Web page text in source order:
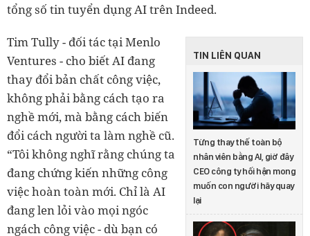
tổng số tin tuyển dụng AI trên Indeed.
TIN LIÊN QUAN
Từng thay thế toàn bộ
nhân viên bằng AI, giờ đây
CEO công ty hối hận mong
muốn con người hãy quay
lại
Tim Tully - đối tác tại Menlo
Ventures - cho biết AI đang
thay đổi bản chất công việc,
không phải bằng cách tạo ra
nghề mới, mà bằng cách biến
đổi cách người ta làm nghề cũ.
“Tôi không nghĩ rằng chúng ta
đang chứng kiến những công
việc hoàn toàn mới. Chỉ là AI
đang len lỏi vào mọi ngóc
ngách công việc - dù bạn có